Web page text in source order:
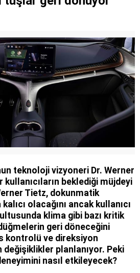
teknoloji vizyoneri Dr. Werner
kullanıcıların beklediği müjdeyi
Tietz, dokunmatik
olacağını ancak kullanıcı
klima gibi bazı kritik
geri döneceğini
kontrolü ve direksiyon
planlanıyor. Peki
nasıl etkileyecek?